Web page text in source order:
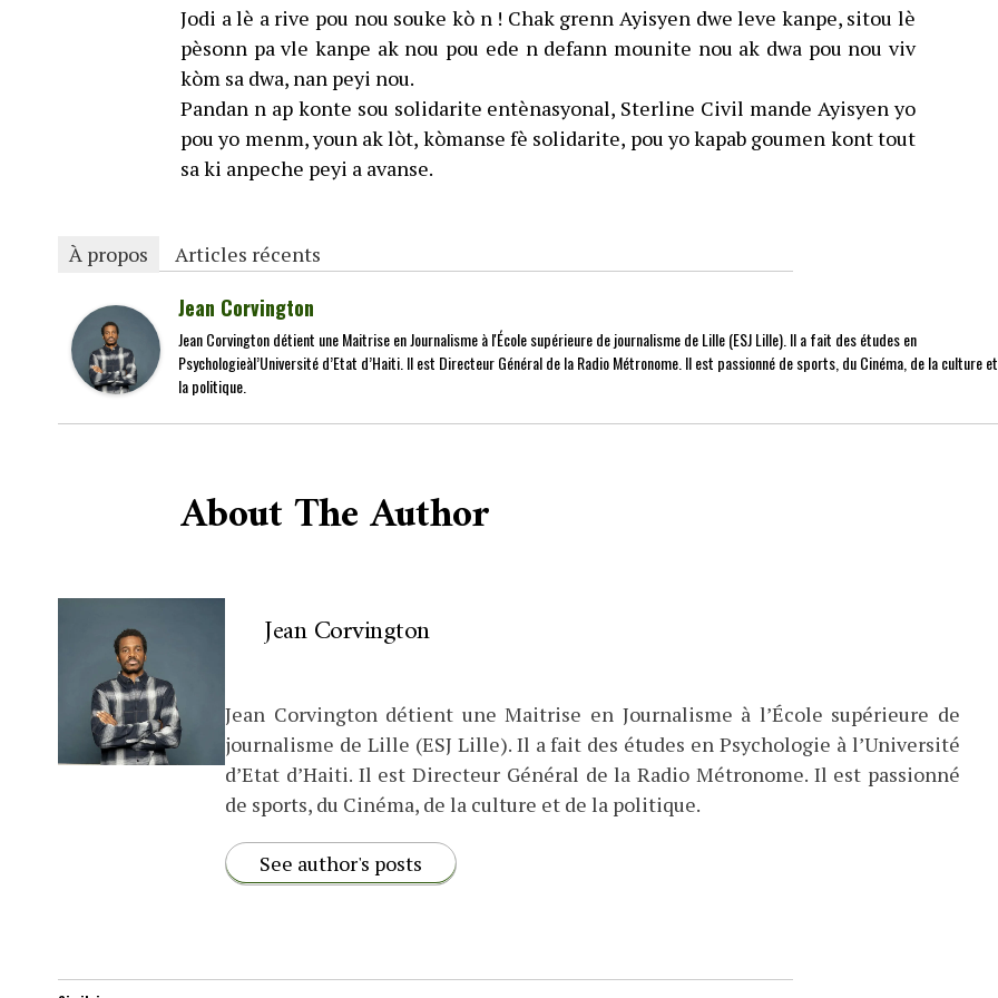
Jodi a lè a rive pou nou souke kò n ! Chak grenn Ayisyen dwe leve kanpe, sitou lè
pèsonn pa vle kanpe ak nou pou ede n defann mounite nou ak dwa pou nou viv
kòm sa dwa, nan peyi nou.
Pandan n ap konte sou solidarite entènasyonal, Sterline Civil mande Ayisyen yo
pou yo menm, youn ak lòt, kòmanse fè solidarite, pou yo kapab goumen kont tout
sa ki anpeche peyi a avanse.
À propos Articles récents
Jean Corvington
Jean Corvington détient une Maitrise en Journalisme à l'École supérieure de journalisme de Lille (ESJ Lille). Il a fait des études en
Psychologieàl’Université d’Etat d’Haiti. Il est Directeur Général de la Radio Métronome. Il est passionné de sports, du Cinéma, de la culture
la politique.
About The Author
Jean Corvington
Jean Corvington détient une Maitrise en Journalisme à l’École supérieure de
journalisme de Lille (ESJ Lille). Il a fait des études en Psychologie à l’Université
d’Etat d’Haiti. Il est Directeur Général de la Radio Métronome. Il est passionné
de sports, du Cinéma, de la culture et de la politique.
See author's posts